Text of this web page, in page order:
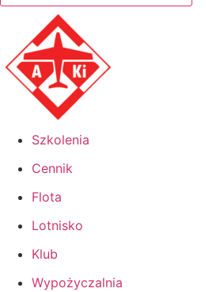
Szkolenia
Cennik
Flota
Lotnisko
Klub
Wypożyczalnia